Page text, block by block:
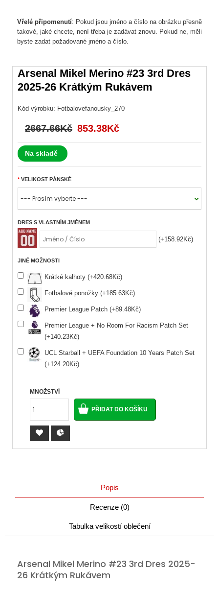
Vřelé připomenutí: Pokud jsou jméno a číslo na obrázku přesně
takové, jaké chcete, není třeba je zadávat znovu. Pokud ne, měli
byste zadat požadované jméno a číslo.
Arsenal Mikel Merino #23 3rd Dres
2025-26 Krátkým Rukávem
Kód výrobku: Fotbalovefanousky_270
2667.66Kč 853.38Kč
Na skladě
VELIKOST PÁNSKÉ
DRES S VLASTNÍM JMÉNEM
(+158.92Kč)
JINÉ MOŽNOSTI
Krátké kalhoty (+420.68Kč)
Fotbalové ponožky (+185.63Kč)
Premier League Patch (+89.48Kč)
Premier League + No Room For Racism Patch Set
(+140.23Kč)
UCL Starball + UEFA Foundation 10 Years Patch Set
(+124.20Kč)
MNOŽSTVÍ
Popis
Recenze (0)
Tabulka velikostí oblečení
Arsenal Mikel Merino #23 3rd Dres 2025-
26 Krátkým Rukávem